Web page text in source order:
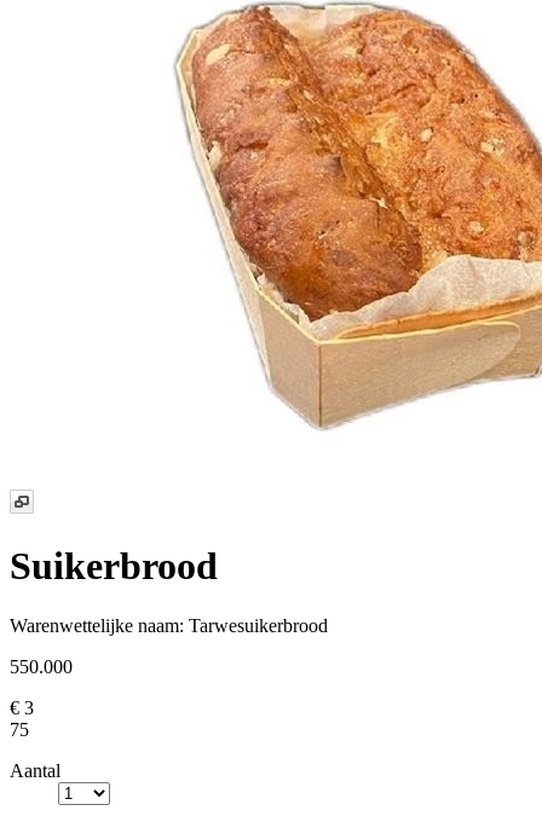
Suikerbrood
Warenwettelijke naam: Tarwesuikerbrood
550.000
€ 3
75
Aantal